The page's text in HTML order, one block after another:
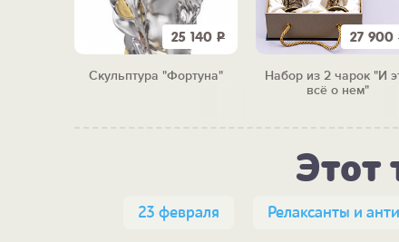
25 140 Р
Скульптура "Фортуна"
27 900
Набор из 2 чарок "И
всё о нем"
Этот
23 февраля Релаксанты и